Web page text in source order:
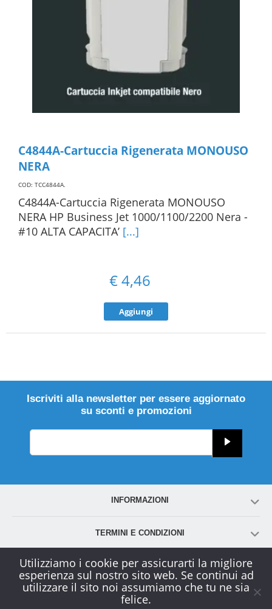
C4844A-Cartuccia Rigenerata MONOUSO
NERA
COD: TCC4844A.
C4844A-Cartuccia Rigenerata MONOUSO
NERA HP Business Jet 1000/1100/2200 Nera -
#10 ALTA CAPACITA’ [...]
€4,46
Aggiungi
Iscriviti alla newsletter per essere aggiornato
su sconti e promozioni
INFORMAZIONI
TERMINI E CONDIZIONI
ACCOUNT
SERVIZIO CLIENTI
Utilizziamo i cookie per assicurarti la migliore
esperienza sul nostro sito web. Se continui ad
utilizzare il sito noi assumiamo che tu ne sia
felice.